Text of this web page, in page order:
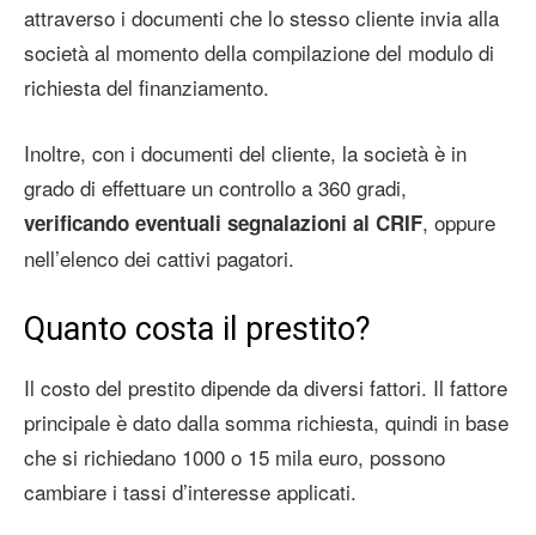
attraverso i documenti che lo stesso cliente invia alla
società al momento della compilazione del modulo di
richiesta del finanziamento.
Inoltre, con i documenti del cliente, la società è in
grado di effettuare un controllo a 360 gradi,
verificando eventuali segnalazioni al CRIF, oppure
nell’elenco dei cattivi pagatori.
Quanto costa il prestito?
Il costo del prestito dipende da diversi fattori. Il fattore
principale è dato dalla somma richiesta, quindi in base
che si richiedano 1000 o 15 mila euro, possono
cambiare i tassi d’interesse applicati.